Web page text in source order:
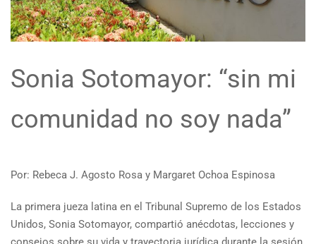
Sonia Sotomayor: “sin mi
comunidad no soy nada”
Por: Rebeca J. Agosto Rosa y Margaret Ochoa Espinosa
La primera jueza latina en el Tribunal Supremo de los Estados
Unidos, Sonia Sotomayor, compartió anécdotas, lecciones y